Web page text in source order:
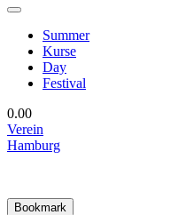
Summer
Kurse
Day
Festival
0.00
Verein
Hamburg
Bookmark